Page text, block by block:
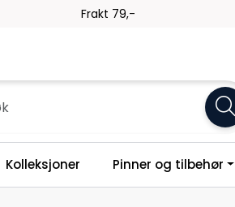
Frakt 79,-
Kolleksjoner Pinner og tilbehør